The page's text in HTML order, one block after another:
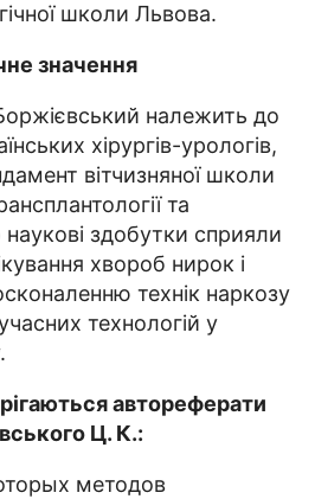
школи Львова.
значення
належить до
хірургів-урологів,
вітчизняної школи
та
наукові здобутки сприяли
хвороб нирок і
технік наркозу
технологій у
автореферати
Ц. К.:
методов